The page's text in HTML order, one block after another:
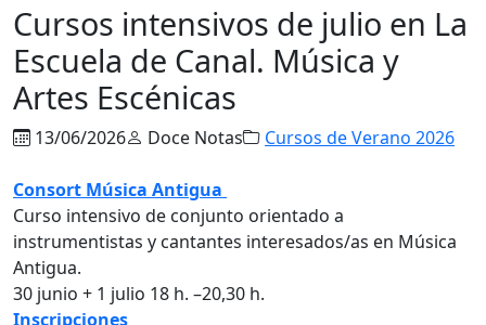
Cursos intensivos de julio en La
Escuela de Canal. Música y
Artes Escénicas
13/06/2026 Doce Notas Cursos de Verano 2026
Consort Música Antigua
Curso intensivo de conjunto orientado a
instrumentistas y cantantes interesados/as en Música
Antigua.
30 junio + 1 julio 18 h. –20,30 h.
Inscripciones